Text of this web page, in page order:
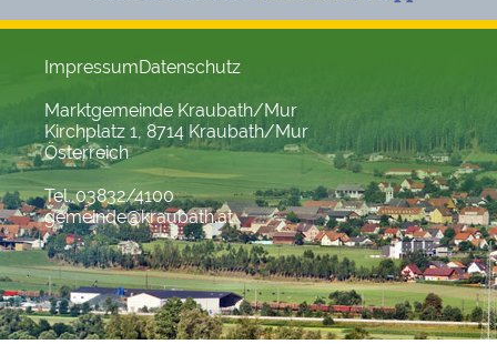
ImpressumDatenschutz
Marktgemeinde Kraubath/Mur
Kirchplatz 1, 8714 Kraubath/Mur
Österreich
Tel. 03832/4100
gemeinde@kraubath.at